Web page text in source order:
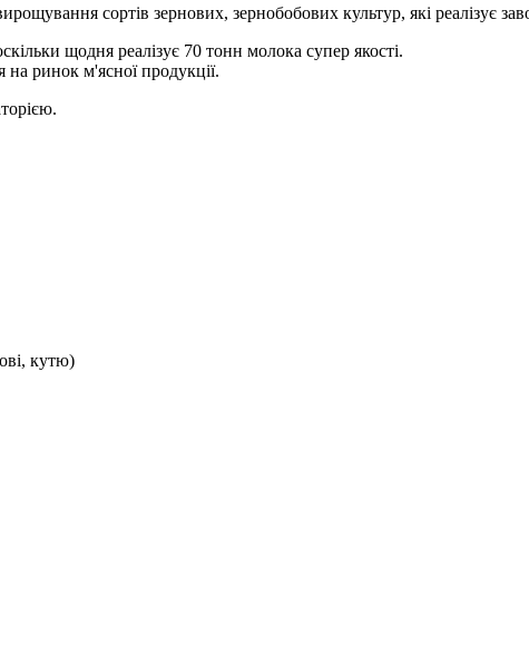
сортів зернових, зернобобових культур, які реалізує
щодня реалізує 70 тонн молока супер якості.
ринок м'ясної продукції.
кутю)